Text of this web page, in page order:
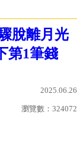
脫離月光
第1筆錢
2025.06.26
瀏覽數： 324072